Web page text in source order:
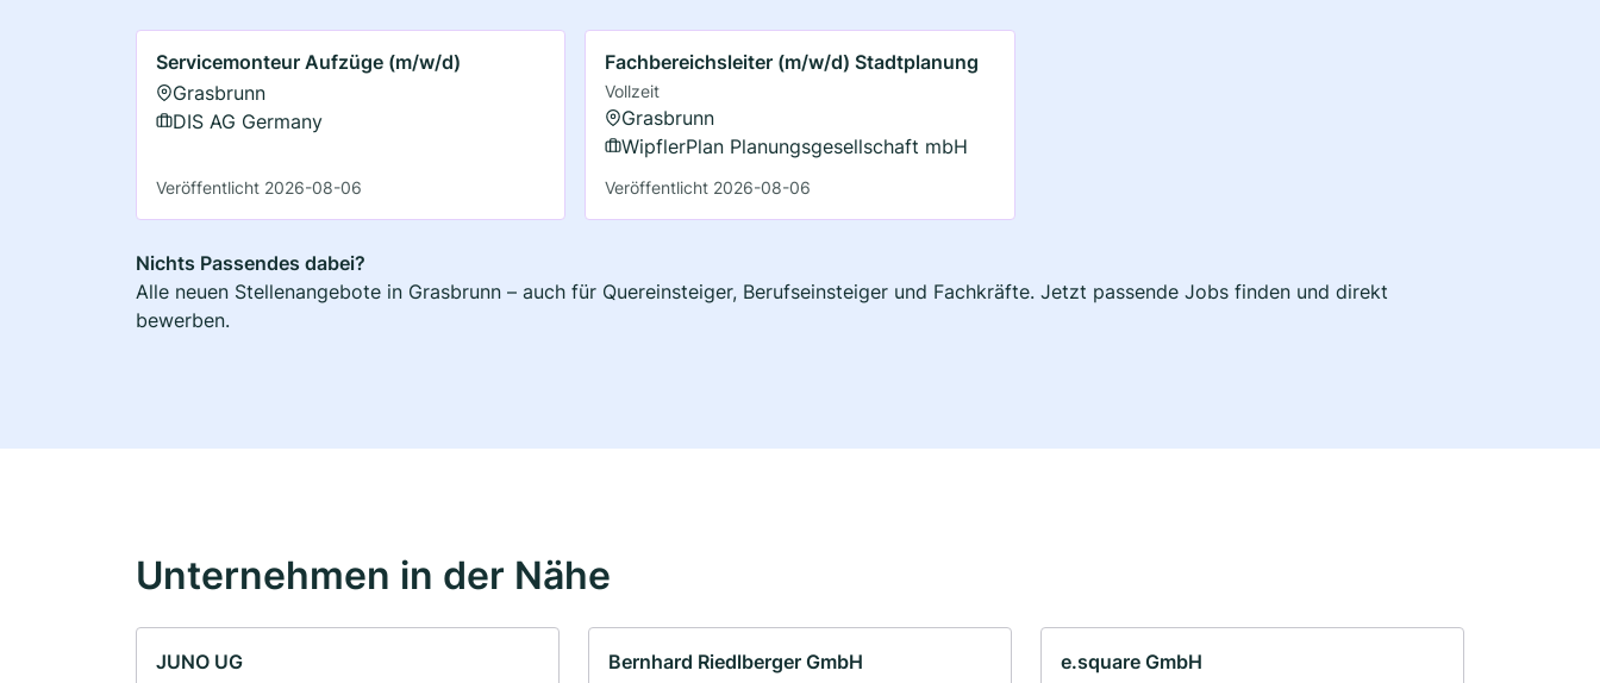
Servicemonteur Aufzüge (m/w/d)
Grasbrunn
DIS AG Germany
Veröffentlicht 2026-08-06
Fachbereichsleiter (m/w/d) Stadtplanung
Vollzeit
Grasbrunn
WipflerPlan Planungsgesellschaft mbH
Veröffentlicht 2026-08-06
Nichts Passendes dabei?
Alle neuen Stellenangebote in Grasbrunn – auch für Quereinsteiger, Berufseinsteiger und Fachkräfte. Jetzt passende Jobs finden und direkt
bewerben.
Unternehmen in der Nähe
JUNO UG Bernhard Riedlberger GmbH e.square GmbH